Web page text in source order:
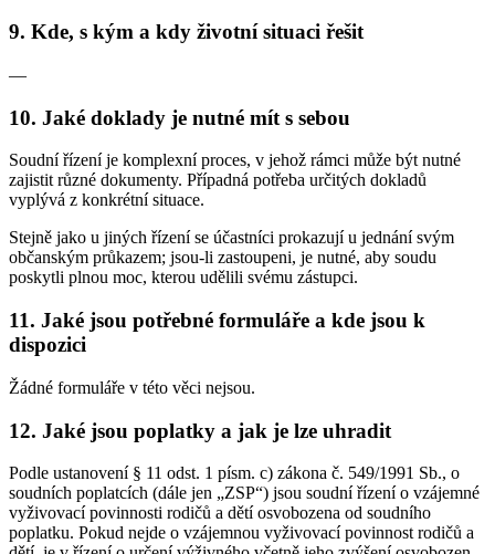
9. Kde, s kým a kdy životní situaci řešit
—
10. Jaké doklady je nutné mít s sebou
Soudní řízení je komplexní proces, v jehož rámci může být nutné
zajistit různé dokumenty. Případná potřeba určitých dokladů
vyplývá z konkrétní situace.
Stejně jako u jiných řízení se účastníci prokazují u jednání svým
občanským průkazem; jsou-li zastoupeni, je nutné, aby soudu
poskytli plnou moc, kterou udělili svému zástupci.
11. Jaké jsou potřebné formuláře a kde jsou k
dispozici
Žádné formuláře v této věci nejsou.
12. Jaké jsou poplatky a jak je lze uhradit
Podle ustanovení § 11 odst. 1 písm. c) zákona č. 549/1991 Sb., o
soudních poplatcích (dále jen „ZSP“) jsou soudní řízení o vzájemné
vyživovací povinnosti rodičů a dětí osvobozena od soudního
poplatku. Pokud nejde o vzájemnou vyživovací povinnost rodičů a